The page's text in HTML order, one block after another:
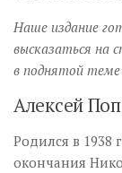
Наше издание
высказаться на
в поднятой
Алексей
Родился в 1938
окончания